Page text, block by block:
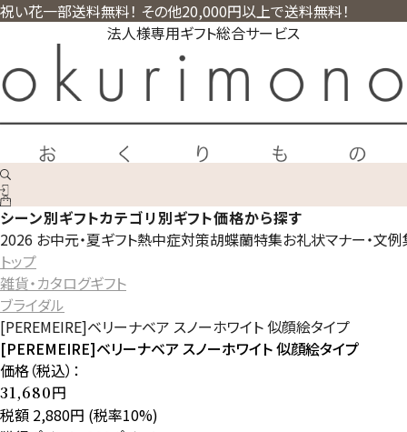
祝い花一部送料無料！ その他20,000円以上で送料無料！
法人様専用ギフト総合サービス
シーン別ギフトカテゴリ別ギフト価格から探す
2026 お中元・夏ギフト熱中症対策胡蝶蘭特集お礼状マナー・文
トップ
雑貨・カタログギフト
ブライダル
[PEREMEIRE]ベリーナベア スノーホワイト 似顔絵タイプ
[PEREMEIRE]ベリーナベア スノーホワイト 似顔絵タイプ
価格（税込）：
31,680円
税額 2,880円 (税率10%)